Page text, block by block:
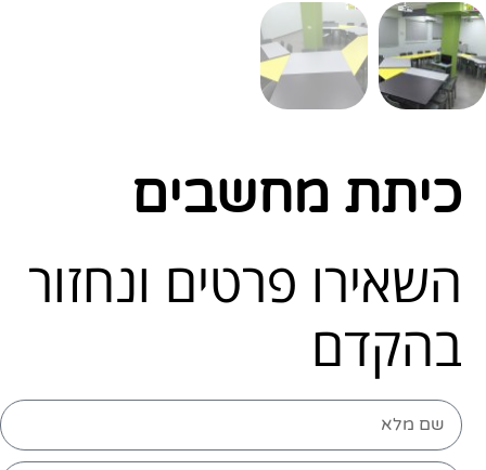
כיתת מחשבים
השאירו פרטים ונחזור
בהקדם